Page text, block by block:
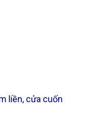
liền, cửa cuốn